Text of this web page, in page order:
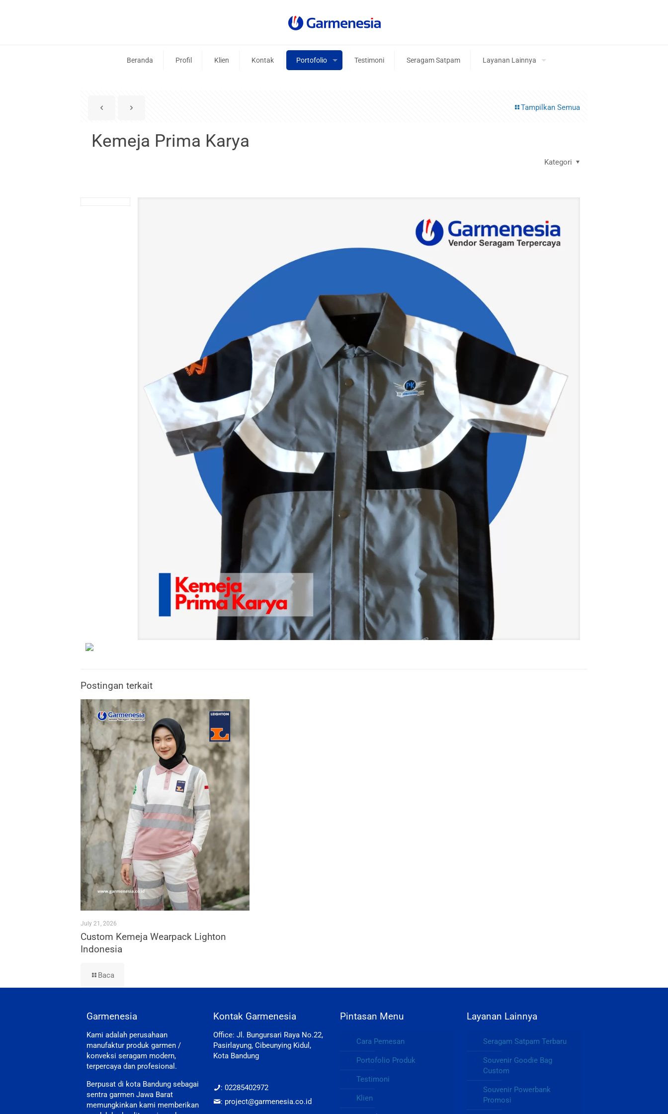
Beranda Profil Klien Kontak Portofolio Testimoni Seragam Satpam Layanan Lainnya
Tampilkan Semua
Kemeja Prima Karya
Kategori
Postingan terkait
July 21, 2026
Custom Kemeja Wearpack Lighton
Indonesia
Baca
Garmenesia
Kami adalah perusahaan
manufaktur produk garmen /
konveksi seragam modern,
terpercaya dan profesional.
Berpusat di kota Bandung sebagai
sentra garmen Jawa Barat
memungkinkan kami memberikan
Kontak Garmenesia
Office: Jl. Bungursari Raya No.22,
Pasirlayung, Cibeunying Kidul,
Kota Bandung
: 02285402972
: project@garmenesia.co.id
Pintasan Menu
Cara Pemesan
Portofolio Produk
Testimoni
Klien
Layanan Lainnya
Seragam Satpam Terbaru
Souvenir Goodie Bag
Custom
Souvenir Powerbank
Promosi